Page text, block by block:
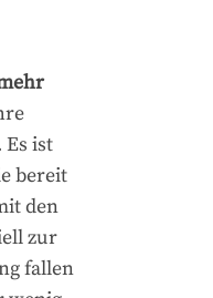
ist
bereit
den
zur
fallen